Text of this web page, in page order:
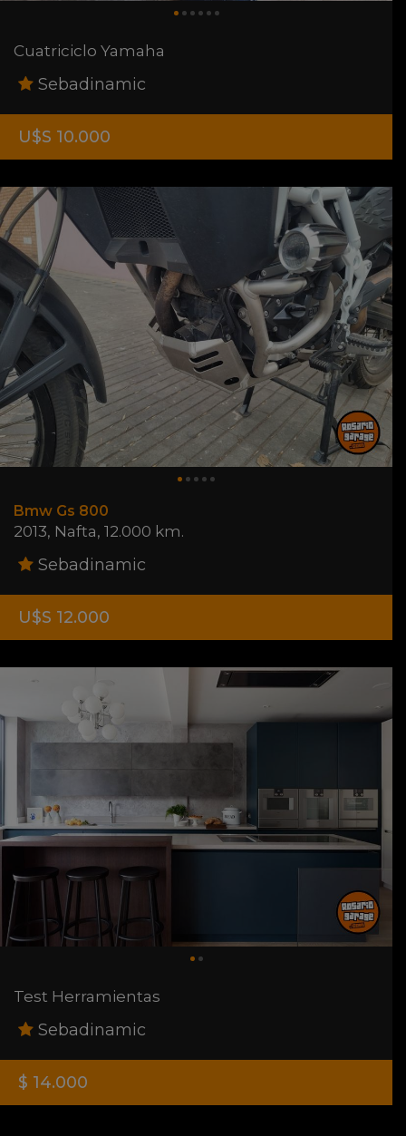
Cuatriciclo Yamaha
Sebadinamic
U$S 10.000
Bmw Gs 800
2013, Nafta, 12.000 km.
Sebadinamic
U$S 12.000
Test Herramientas
Sebadinamic
$ 14.000